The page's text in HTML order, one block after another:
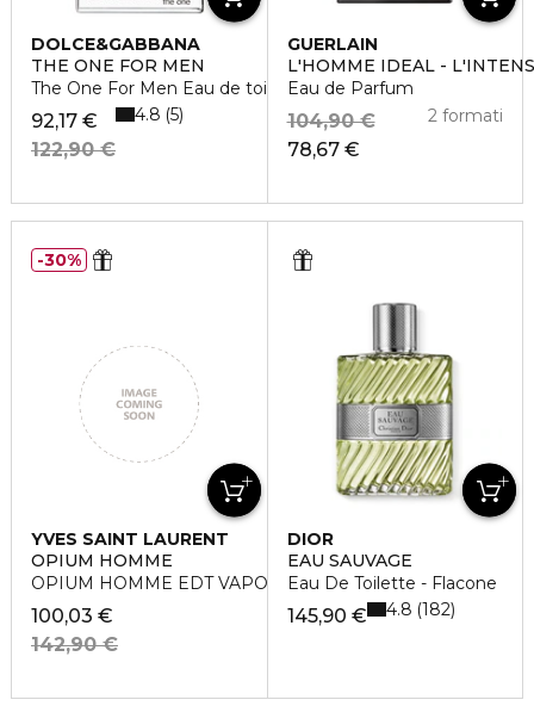
DOLCE&GABBANA
THE ONE FOR MEN
The One For Men Eau de toilette
92,17 €
122,90 €
4.8 5
GUERLAIN
L'HOMME IDEAL -
Eau de Parfum
78,67 €
104,90 € 2 formati
YVES SAINT LAURENT
OPIUM HOMME
OPIUM HOMME EDT VAPO 100 ML
100,03 €
142,90 €
30%
DIOR
EAU SAUVAGE
Eau De Toilette - Flacone
145,90 € 4.8 182